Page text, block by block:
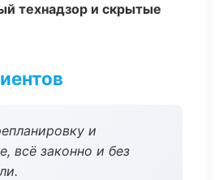
технадзор и скрытые
и
всё законно и без